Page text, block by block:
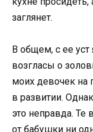
заглянет.
В общем, с ее
возгласы о
моих девочек на
в развитии.
это неправда.
от бабушки ни